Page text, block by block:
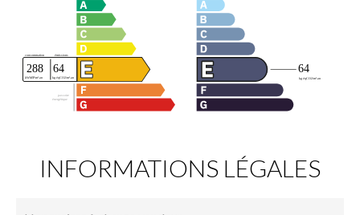
INFORMATIONS LÉGALES